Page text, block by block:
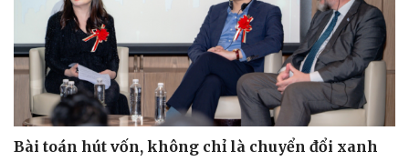
Làm đẹp - giảm cân
Phòng mạch online
Ăn sạch sống khỏe
Bài toán hút vốn, không chỉ là chuyển đổi xanh